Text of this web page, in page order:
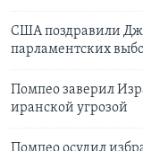
США поздравили
парламентских
Помпео заверил
иранской угрозой